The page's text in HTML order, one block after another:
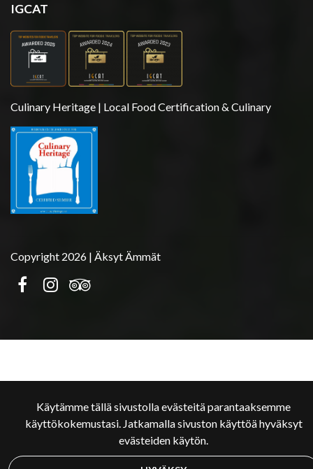
Käytämme tällä sivustolla evästeitä parantaaksemme
käyttökokemustasi. Jatkamalla sivuston käyttöä hyväksyt
evästeiden käytön.
IGCAT
Culinary Heritage | Local Food Certification & Culinary
Copyright 2026 | Äksyt Ämmät